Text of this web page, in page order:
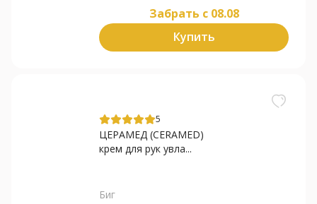
Забрать c 08.08
Купить
5
ЦЕРАМЕД (CERAMED)
крем для рук увла...
Биг